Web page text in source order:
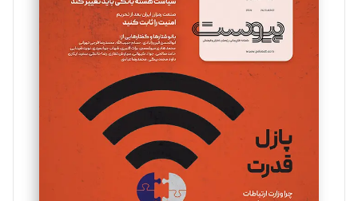
تحریریه
مینا پاکدل
یسنا امان‌پور
تحریریه